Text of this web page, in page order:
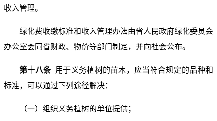
收入管理。
绿化费收缴标准和收入管理办法由省人民政府绿化委员会
办公室会同省财政、物价等部门制定，并向社会公布。
第十八条 用于义务植树的苗木，应当符合规定的品种和
标准，可以通过下列途径解决：
（一）组织义务植树的单位提供；